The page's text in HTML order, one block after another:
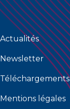
Actualités
Newsletter
Téléchargements
Mentions légales